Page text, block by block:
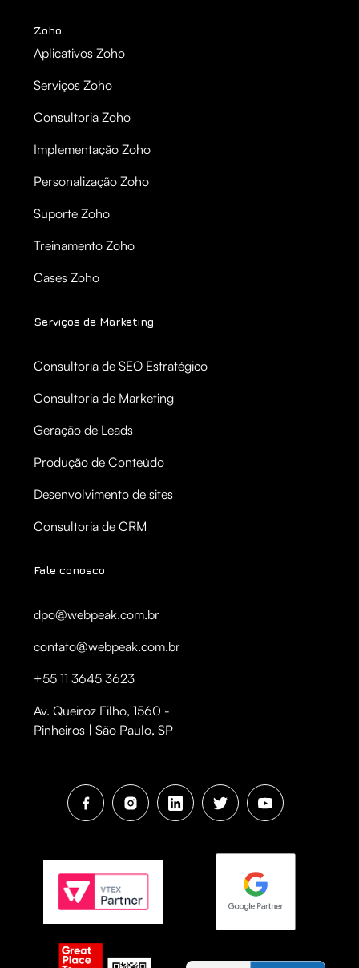
Zoho
Aplicativos Zoho
Serviços Zoho
Consultoria Zoho
Implementação Zoho
Personalização Zoho
Suporte Zoho
Treinamento Zoho
Cases Zoho
Serviços de Marketing
Consultoria de SEO Estratégico
Consultoria de Marketing
Geração de Leads
Produção de Conteúdo
Desenvolvimento de sites
Consultoria de CRM
Fale conosco
dpo@webpeak.com.br
contato@webpeak.com.br
+55 11 3645 3623
Av. Queiroz Filho, 1560 -
Pinheiros | São Paulo, SP